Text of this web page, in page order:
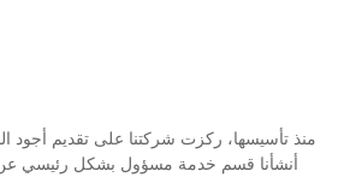
منذ تأسيسها، ركزت شركتنا على تقديم أجود
أنشأنا قسم خدمة مسؤول بشكل رئيسي عن